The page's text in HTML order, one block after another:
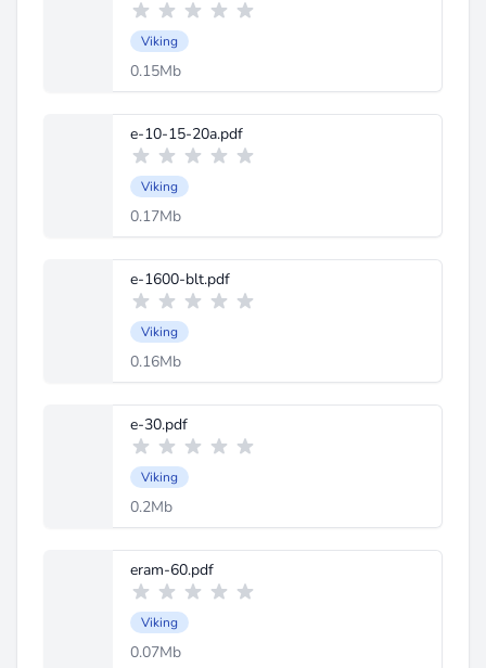
Viking
0.15Mb
e-10-15-20a.pdf
Viking
0.17Mb
e-1600-blt.pdf
Viking
0.16Mb
e-30.pdf
Viking
0.2Mb
eram-60.pdf
Viking
0.07Mb